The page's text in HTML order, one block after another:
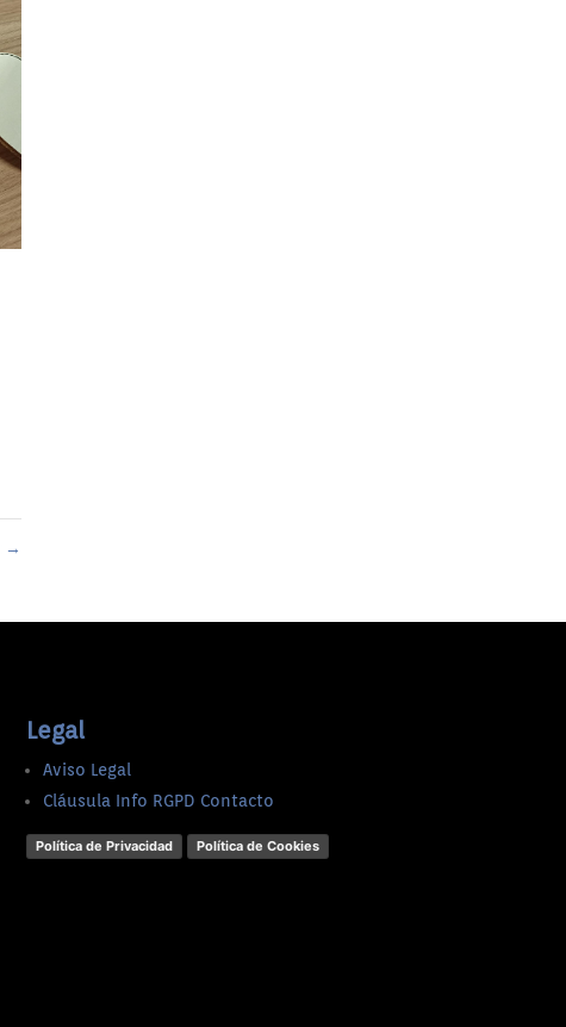
→
Legal
Aviso Legal
Cláusula Info RGPD Contacto
Política de Privacidad Política de Cookies